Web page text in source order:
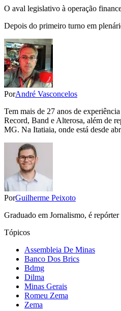
O aval legislativo à operação
Depois do primeiro turno em
PorAndré Vasconcelos
Tem mais de 27 anos de
Record, Band e Alterosa, além de
MG. Na Itatiaia, onde está desde
PorGuilherme Peixoto
Graduado em Jornalismo, é
Tópicos
Assembleia De Minas
Banco Dos Brics
Bdmg
Dilma
Minas Gerais
Romeu Zema
Zema